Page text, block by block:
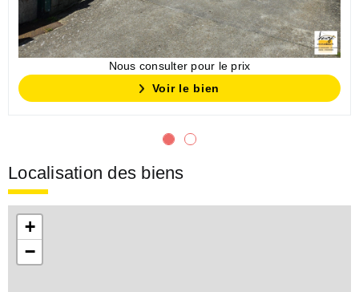
Nous consulter pour le prix
Voir le bien
Localisation des biens
+
−